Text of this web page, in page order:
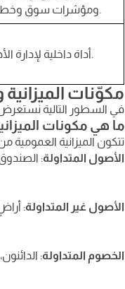
ومؤشرات سوق وخطط تشغيل.
أداة داخلية لإدارة الأداء والرقابة.
مكوّنات الميزانية
في السطور التالية نستعرض
ما هي مكونات
تتكون الميزانية العمومية
الأصول المتداولة:
الأصول غير المتداولة:
الخصوم المتداولة: